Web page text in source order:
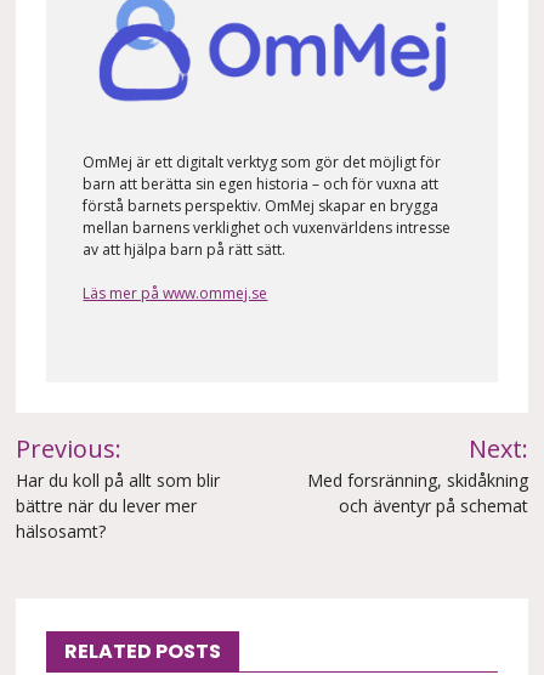
OmMej är ett digitalt verktyg som gör det möjligt för
barn att berätta sin egen historia – och för vuxna att
förstå barnets perspektiv. OmMej skapar en brygga
mellan barnens verklighet och vuxenvärldens intresse
av att hjälpa barn på rätt sätt.
Läs mer på www.ommej.se
Inläggsnavigering
Previous:
Har du koll på allt som blir
bättre när du lever mer
hälsosamt?
Next:
Med forsränning, skidåkning
och äventyr på schemat
RELATED POSTS